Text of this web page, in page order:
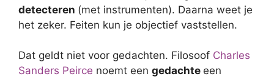
detecteren (met instrumenten). Daarna weet je
het zeker. Feiten kun je objectief vaststellen.
Dat geldt niet voor gedachten. Filosoof Charles
Sanders Peirce noemt een gedachte een